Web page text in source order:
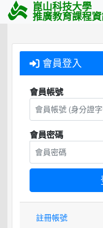
崑山科技大學
推廣教育課程
會員登入
會員帳號
會員密碼
註冊帳號